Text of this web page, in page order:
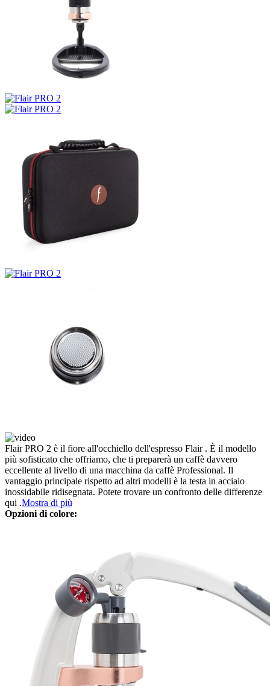
Flair PRO 2 è il fiore all'occhiello dell'espresso Flair . È il modello
più sofisticato che offriamo, che ti preparerà un caffè davvero
eccellente al livello di una macchina da caffè Professional. Il
vantaggio principale rispetto ad altri modelli è la testa in acciaio
inossidabile ridisegnata. Potete trovare un confronto delle differenze
qui .Mostra di più
Opzioni di colore: